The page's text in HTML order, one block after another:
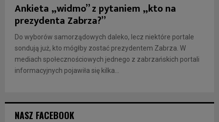
Ankieta „widmo” z pytaniem „kto na
prezydenta Zabrza?”
Do wyborów samorządowych daleko, lecz niektóre portale
sondują już, kto mógłby zostać prezydentem Zabrza. W
mediach społecznościowych jednego z zabrzańskich portali
informacyjnych pojawiła się kilka...
NASZ FACEBOOK